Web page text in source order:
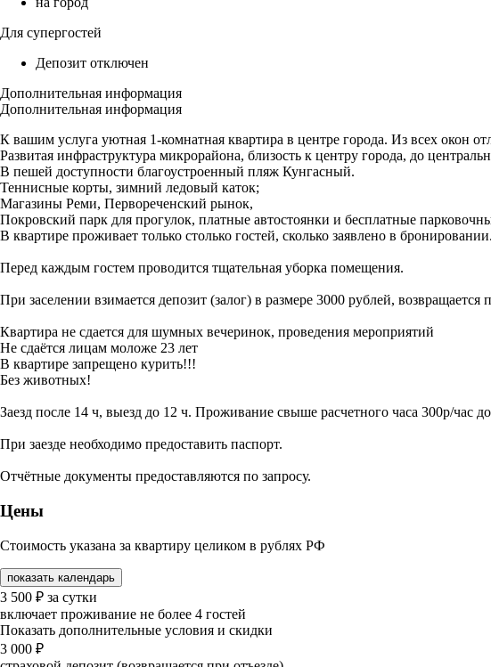
Для супергостей
Депозит отключен
Дополнительная информация
Дополнительная информация
К вашим услуга уютная 1-комнатная квартира в центре города. Из всех окон
Развитая инфраструктура микрорайона, близость к центру города, до
В пешей доступности благоустроенный пляж Кунгасный.
Теннисные корты, зимний ледовый каток;
Магазины Реми, Первореченский рынок,
Покровский парк для прогулок, платные автостоянки и бесплатные
В квартире проживает только столько гостей, сколько заявлено в
Перед каждым гостем проводится тщательная уборка помещения.
При заселении взимается депозит (залог) в размере 3000 рублей, возвращается
Квартира не сдается для шумных вечеринок, проведения мероприятий
Не сдаётся лицам моложе 23 лет
В квартире запрещено курить!!!
Без животных!
Заезд после 14 ч, выезд до 12 ч. Проживание свыше расчетного часа 300р/час
При заезде необходимо предоставить паспорт.
Отчётные документы предоставляются по запросу.
Цены
Стоимость указана за квартиру целиком в рублях РФ
показать календарь
3 500 ₽ за сутки
включает проживание не более 4 гостей
Показать дополнительные условия и скидки
3 000 ₽